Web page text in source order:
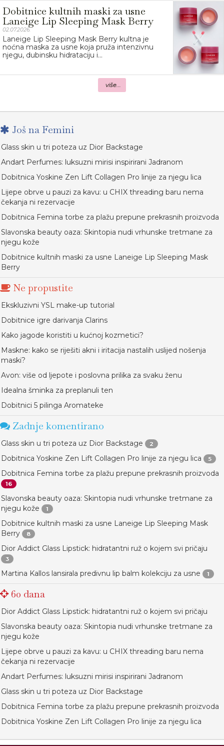
Dobitnice kultnih maski za usne
Laneige Lip Sleeping Mask Berry
02.07.2026.
Laneige Lip Sleeping Mask Berry kultna je
noćna maska za usne koja pruža intenzivnu
njegu, dubinsku hidrataciju i...
više...
Još na Femini
Glass skin u tri poteza uz Dior Backstage
Andart Perfumes: luksuzni mirisi inspirirani Jadranom
Dobitnica Yoskine Zen Lift Collagen Pro linije za njegu lica
Lijepe obrve u pauzi za kavu: u CHIX threading baru nema
čekanja ni rezervacije
Dobitnica Femina torbe za plažu prepune prekrasnih proizvoda
Slavonska beauty oaza: Skintopia nudi vrhunske tretmane za
njegu kože
Dobitnice kultnih maski za usne Laneige Lip Sleeping Mask
Berry
Ne propustite
Ekskluzivni YSL make-up tutorial
Dobitnice igre darivanja Clarins
Kako jagode koristiti u kućnoj kozmetici?
Maskne: kako se riješiti akni i iritacija nastalih uslijed nošenja
maski?
Avon: više od ljepote i poslovna prilika za svaku ženu
Idealna šminka za preplanuli ten
Dobitnici 5 pilinga Aromateke
Zadnje komentirano
Glass skin u tri poteza uz Dior Backstage 2
Dobitnica Yoskine Zen Lift Collagen Pro linije za njegu lica 5
Dobitnica Femina torbe za plažu prepune prekrasnih proizvoda
16
Slavonska beauty oaza: Skintopia nudi vrhunske tretmane za
njegu kože
1
Dobitnice kultnih maski za usne Laneige Lip Sleeping Mask
Berry
8
Dior Addict Glass Lipstick: hidratantni ruž o kojem svi pričaju
3
Martina Kallos lansirala predivnu lip balm kolekciju za usne 1
60 dana
Dior Addict Glass Lipstick: hidratantni ruž o kojem svi pričaju
Slavonska beauty oaza: Skintopia nudi vrhunske tretmane za
njegu kože
Lijepe obrve u pauzi za kavu: u CHIX threading baru nema
čekanja ni rezervacije
Andart Perfumes: luksuzni mirisi inspirirani Jadranom
Glass skin u tri poteza uz Dior Backstage
Dobitnica Femina torbe za plažu prepune prekrasnih proizvoda
Dobitnica Yoskine Zen Lift Collagen Pro linije za njegu lica